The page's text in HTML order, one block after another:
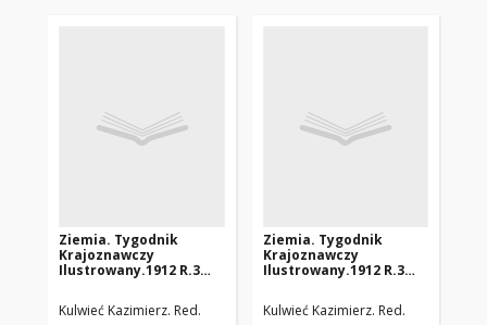
Ziemia. Tygodnik
Krajoznawczy
Ilustrowany.1912 R.3
Kulwieć Kazimierz. Red.
Ziemia. Tygodnik
Krajoznawczy
Ilustrowany.1912 R.3
Kulwieć Kazimierz. Red.